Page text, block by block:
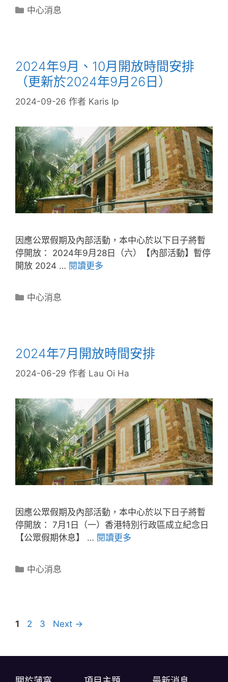
中心消息
2024年9月、10月開放時間安排
（更新於2024年9月26日）
2024-09-26 作者 Karis Ip
因應公眾假期及內部活動，本中心於以下日子將暫
停開放： 2024年9月28日（六）【內部活動】暫停
開放 2024 … 閱讀更多
中心消息
2024年7月開放時間安排
2024-06-29 作者 Lau Oi Ha
因應公眾假期及內部活動，本中心於以下日子將暫
停開放： 7月1日（一）香港特別行政區成立紀念日
【公眾假期休息】 … 閱讀更多
中心消息
1 2 3 Next →